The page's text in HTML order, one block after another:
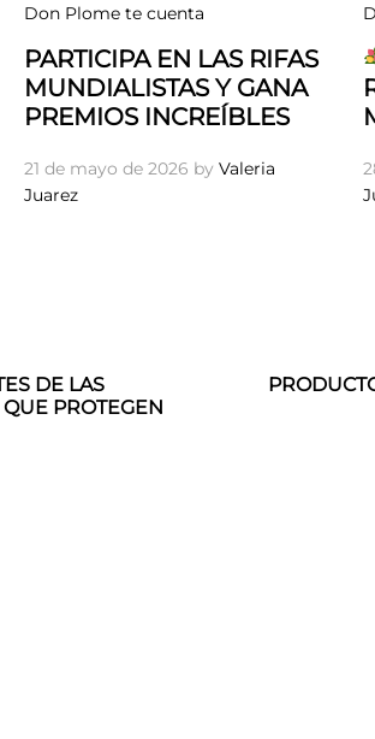
Don Plome te cuenta
PARTICIPA EN LAS RIFAS
MUNDIALISTAS Y GANA
PREMIOS INCREÍBLES
21 de mayo de 2026 by Valeria
Juarez
DE LAS
PROTEGEN